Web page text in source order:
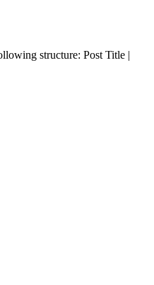
structure: Post Title |